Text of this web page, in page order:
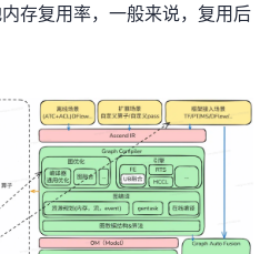
存复用率，一般来说，复用后